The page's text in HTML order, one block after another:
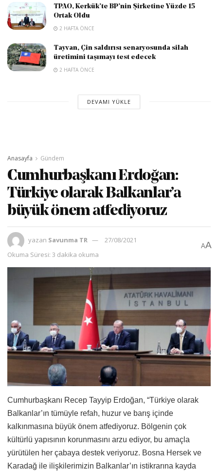
TPAO, Kerkük’te BP’nin Şirketine Yüzde 15
Ortak Oldu
2 HAFTA ÖNCE
Tayvan, Çin saldırısı senaryosunda silah
üretimini taşımayı test edecek
2 HAFTA ÖNCE
DEVAMI YÜKLE
Anasayfa Gündem
Cumhurbaşkanı Erdoğan:
Türkiye olarak Balkanlar’a
büyük önem atfediyoruz
yazan Savunma TR
27/08/2021
Okuma Süresi: 3 dakika okuma
AA
Cumhurbaşkanı Recep Tayyip Erdoğan, “Türkiye olarak
Balkanlar’ın tümüyle refah, huzur ve barış içinde
kalkınmasına büyük önem atfediyoruz. Bölgenin çok
kültürlü yapısının korunmasını arzu ediyor, bu amaçla
yürütülen her çabaya destek veriyoruz. Bosna Hersek ve
Karadağ ile ilişkilerimizin Balkanlar’ın istikrarına kayda